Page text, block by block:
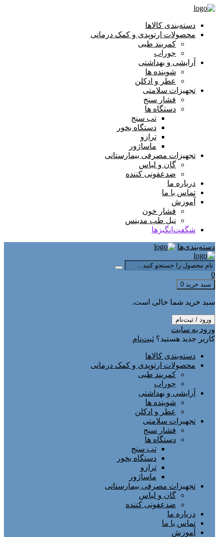
دسته‌بندی کالاها
محصولات ارتوپدی و کمک درمانی
کمربند طبی
جوراب
آرایشی و بهداشتی
شوینده ها
عطر و ادکلن
تجهیزات سلامتی
فشار سنج
دستگاه ها
تب سنج
دستگاه بخور
ترازو
ماساژور
تجهیزات مصرفی بیمارستانی
گان و لباس
ضدعفونی کننده
درباره ما
تماس با ما
آموزش
فشار خون
نیل طب مدینس
شگفت‌انگیزها
دسته‌بندی‌ها
0
سبد خرید 0
سبد خرید شما خالی است.
ورود / ثبت‌نام
ورود به سایت
کاربر جدید هستید؟ ثبت‌نام
دسته‌بندی کالاها
محصولات ارتوپدی و کمک درمانی
کمربند طبی
جوراب
آرایشی و بهداشتی
شوینده ها
عطر و ادکلن
تجهیزات سلامتی
فشار سنج
دستگاه ها
تب سنج
دستگاه بخور
ترازو
ماساژور
تجهیزات مصرفی بیمارستانی
گان و لباس
ضدعفونی کننده
درباره ما
تماس با ما
آموزش